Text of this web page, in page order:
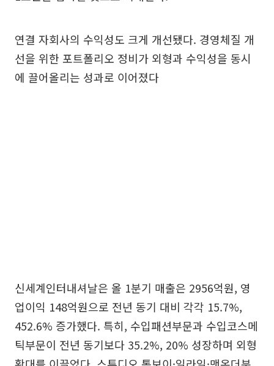
연결 자회사의 수익성도 크게 개선됐다. 경영체질 개
선을 위한 포트폴리오 정비가 외형과 수익성을 동시
에 끌어올리는 성과로 이어졌다
신세계인터내셔날은 올 1분기 매출은 2956억원, 영
업이익 148억원으로 전년 동기 대비 각각 15.7%,
452.6% 증가했다. 특히, 수입패션부문과 수입코스메
틱부문이 전년 동기보다 35.2%, 20% 성장하며 외형